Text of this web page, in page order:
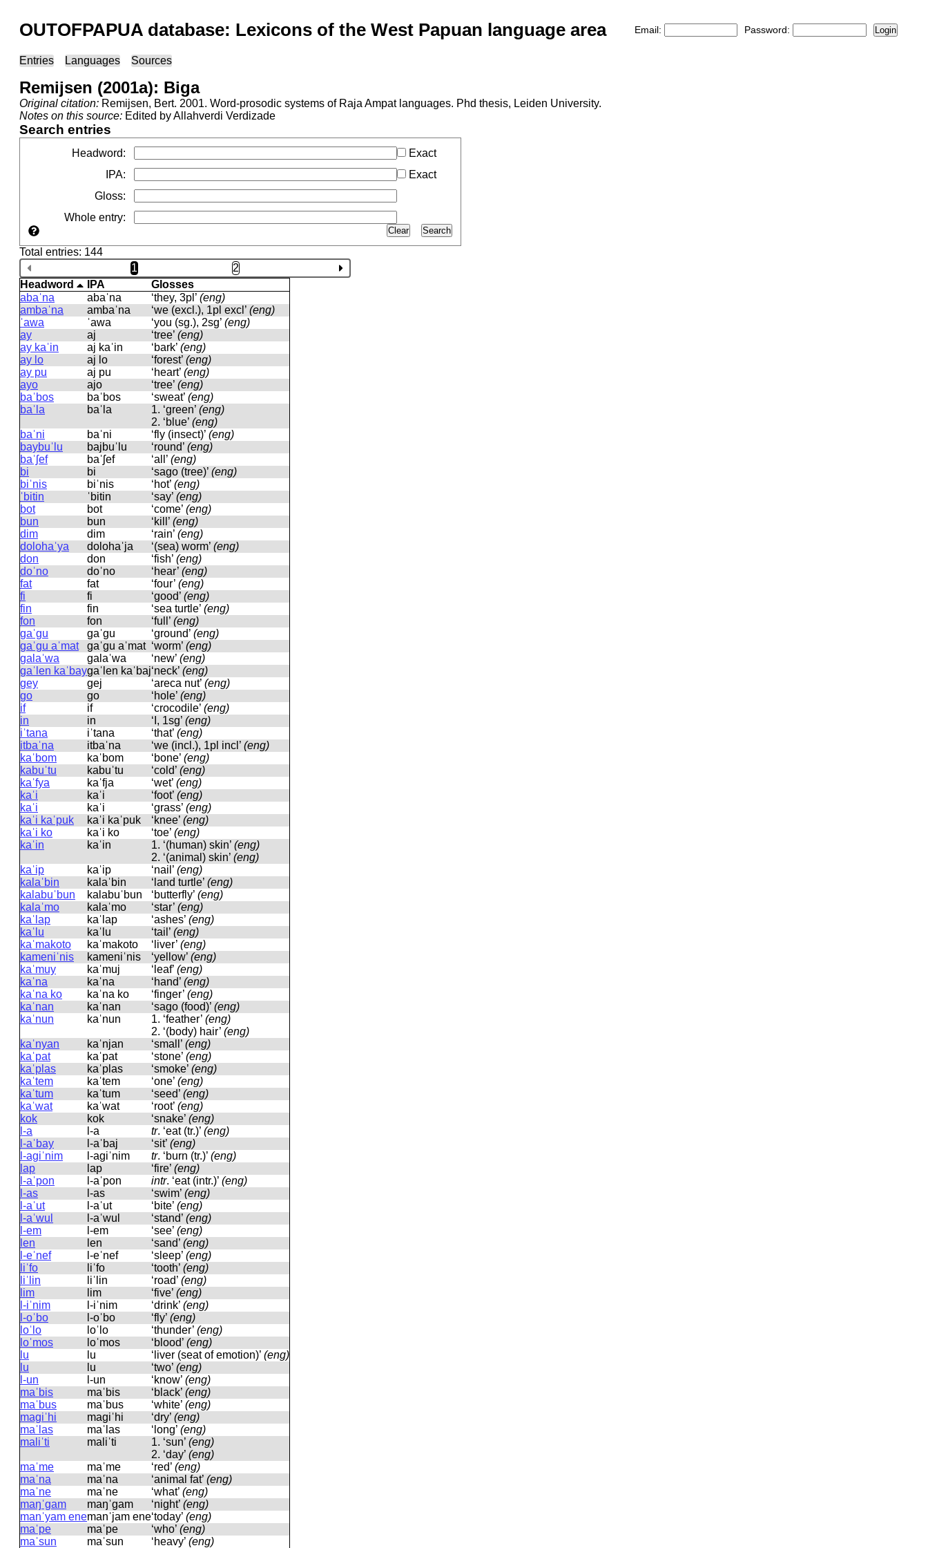
OUTOFPAPUA database: Lexicons of the West Papuan language area Email: Password: Login
Entries Languages Sources
Remijsen (2001a): Biga
Original citation: Remijsen, Bert. 2001. Word-prosodic systems of Raja Ampat languages. Phd thesis, Leiden University.
Notes on this source: Edited by Allahverdi Verdizade
Search entries
Headword:
Exact
IPA:
Exact
Gloss:
Whole entry:
Search
Clear
Total entries: 144
1
2
Headword
IPA
Glosses
abaˈna
abaˈna ‘they, 3pl’ (eng)
ambaˈna
ambaˈna ‘we (excl.), 1pl excl’ (eng)
ˈawa
ˈawa ‘you (sg.), 2sg’ (eng)
ay
aj ‘tree’ (eng)
ay kaˈin
aj kaˈin ‘bark’ (eng)
ay lo
aj lo ‘forest’ (eng)
ay pu
aj pu ‘heart’ (eng)
ayo
ajo ‘tree’ (eng)
baˈbos
baˈbos ‘sweat’ (eng)
baˈla
baˈla 1. ‘green’ (eng)
2. ‘blue’ (eng)
baˈni
baˈni ‘fly (insect)’ (eng)
baybuˈlu
bajbuˈlu ‘round’ (eng)
baˈʃef
baˈʃef ‘all’ (eng)
bi
bi ‘sago (tree)’ (eng)
biˈnis
biˈnis ‘hot’ (eng)
ˈbitin
ˈbitin ‘say’ (eng)
bot
bot ‘come’ (eng)
bun
bun ‘kill’ (eng)
dim
dim ‘rain’ (eng)
dolohaˈya
dolohaˈja ‘(sea) worm’ (eng)
don
don ‘fish’ (eng)
doˈno
doˈno ‘hear’ (eng)
fat
fat ‘four’ (eng)
fi
fi ‘good’ (eng)
fin
fin ‘sea turtle’ (eng)
fon
fon ‘full’ (eng)
gaˈgu
ɡaˈɡu ‘ground’ (eng)
gaˈgu aˈmat
ɡaˈɡu aˈmat ‘worm’ (eng)
galaˈwa
ɡalaˈwa ‘new’ (eng)
gaˈlen kaˈbayɡaˈlen kaˈbaj‘neck’ (eng)
gey
ɡej ‘areca nut’ (eng)
go
ɡo ‘hole’ (eng)
if
if ‘crocodile’ (eng)
in
in ‘I, 1sg’ (eng)
iˈtana
iˈtana ‘that’ (eng)
itbaˈna
itbaˈna ‘we (incl.), 1pl incl’ (eng)
kaˈbom
kaˈbom ‘bone’ (eng)
kabuˈtu
kabuˈtu ‘cold’ (eng)
kaˈfya
kaˈfja ‘wet’ (eng)
kaˈi
kaˈi ‘foot’ (eng)
kaˈi
kaˈi ‘grass’ (eng)
kaˈi kaˈpuk
kaˈi kaˈpuk ‘knee’ (eng)
kaˈi ko
kaˈi ko ‘toe’ (eng)
kaˈin
kaˈin 1. ‘(human) skin’ (eng)
2. ‘(animal) skin’ (eng)
kaˈip
kaˈip ‘nail’ (eng)
kalaˈbin
kalaˈbin ‘land turtle’ (eng)
kalabuˈbun
kalabuˈbun ‘butterfly’ (eng)
kalaˈmo
kalaˈmo ‘star’ (eng)
kaˈlap
kaˈlap ‘ashes’ (eng)
kaˈlu
kaˈlu ‘tail’ (eng)
kaˈmakoto
kaˈmakoto ‘liver’ (eng)
kameniˈnis
kameniˈnis ‘yellow’ (eng)
kaˈmuy
kaˈmuj ‘leaf’ (eng)
kaˈna
kaˈna ‘hand’ (eng)
kaˈna ko
kaˈna ko ‘finger’ (eng)
kaˈnan
kaˈnan ‘sago (food)’ (eng)
kaˈnun
kaˈnun 1. ‘feather’ (eng)
2. ‘(body) hair’ (eng)
kaˈnyan
kaˈnjan ‘small’ (eng)
kaˈpat
kaˈpat ‘stone’ (eng)
kaˈplas
kaˈplas ‘smoke’ (eng)
kaˈtem
kaˈtem ‘one’ (eng)
kaˈtum
kaˈtum ‘seed’ (eng)
kaˈwat
kaˈwat ‘root’ (eng)
kok
kok ‘snake’ (eng)
l-a
l-a tr. ‘eat (tr.)’ (eng)
l-aˈbay
l-aˈbaj ‘sit’ (eng)
l-agiˈnim
l-aɡiˈnim tr. ‘burn (tr.)’ (eng)
lap
lap ‘fire’ (eng)
l-aˈpon
l-aˈpon intr. ‘eat (intr.)’ (eng)
l-as
l-as ‘swim’ (eng)
l-aˈut
l-aˈut ‘bite’ (eng)
l-aˈwul
l-aˈwul ‘stand’ (eng)
l-em
l-em ‘see’ (eng)
len
len ‘sand’ (eng)
l-eˈnef
l-eˈnef ‘sleep’ (eng)
liˈfo
liˈfo ‘tooth’ (eng)
liˈlin
liˈlin ‘road’ (eng)
lim
lim ‘five’ (eng)
l-iˈnim
l-iˈnim ‘drink’ (eng)
l-oˈbo
l-oˈbo ‘fly’ (eng)
loˈlo
loˈlo ‘thunder’ (eng)
loˈmos
loˈmos ‘blood’ (eng)
lu
lu ‘liver (seat of emotion)’ (eng)
lu
lu ‘two’ (eng)
l-un
l-un ‘know’ (eng)
maˈbis
maˈbis ‘black’ (eng)
maˈbus
maˈbus ‘white’ (eng)
magiˈhi
maɡiˈhi ‘dry’ (eng)
maˈlas
maˈlas ‘long’ (eng)
maliˈti
maliˈti 1. ‘sun’ (eng)
2. ‘day’ (eng)
maˈme
maˈme ‘red’ (eng)
maˈna
maˈna ‘animal fat’ (eng)
maˈne
maˈne ‘what’ (eng)
maŋˈgam
maŋˈɡam ‘night’ (eng)
manˈyam enemanˈjam ene‘today’ (eng)
maˈpe
maˈpe ‘who’ (eng)
maˈsun
maˈsun ‘heavy’ (eng)